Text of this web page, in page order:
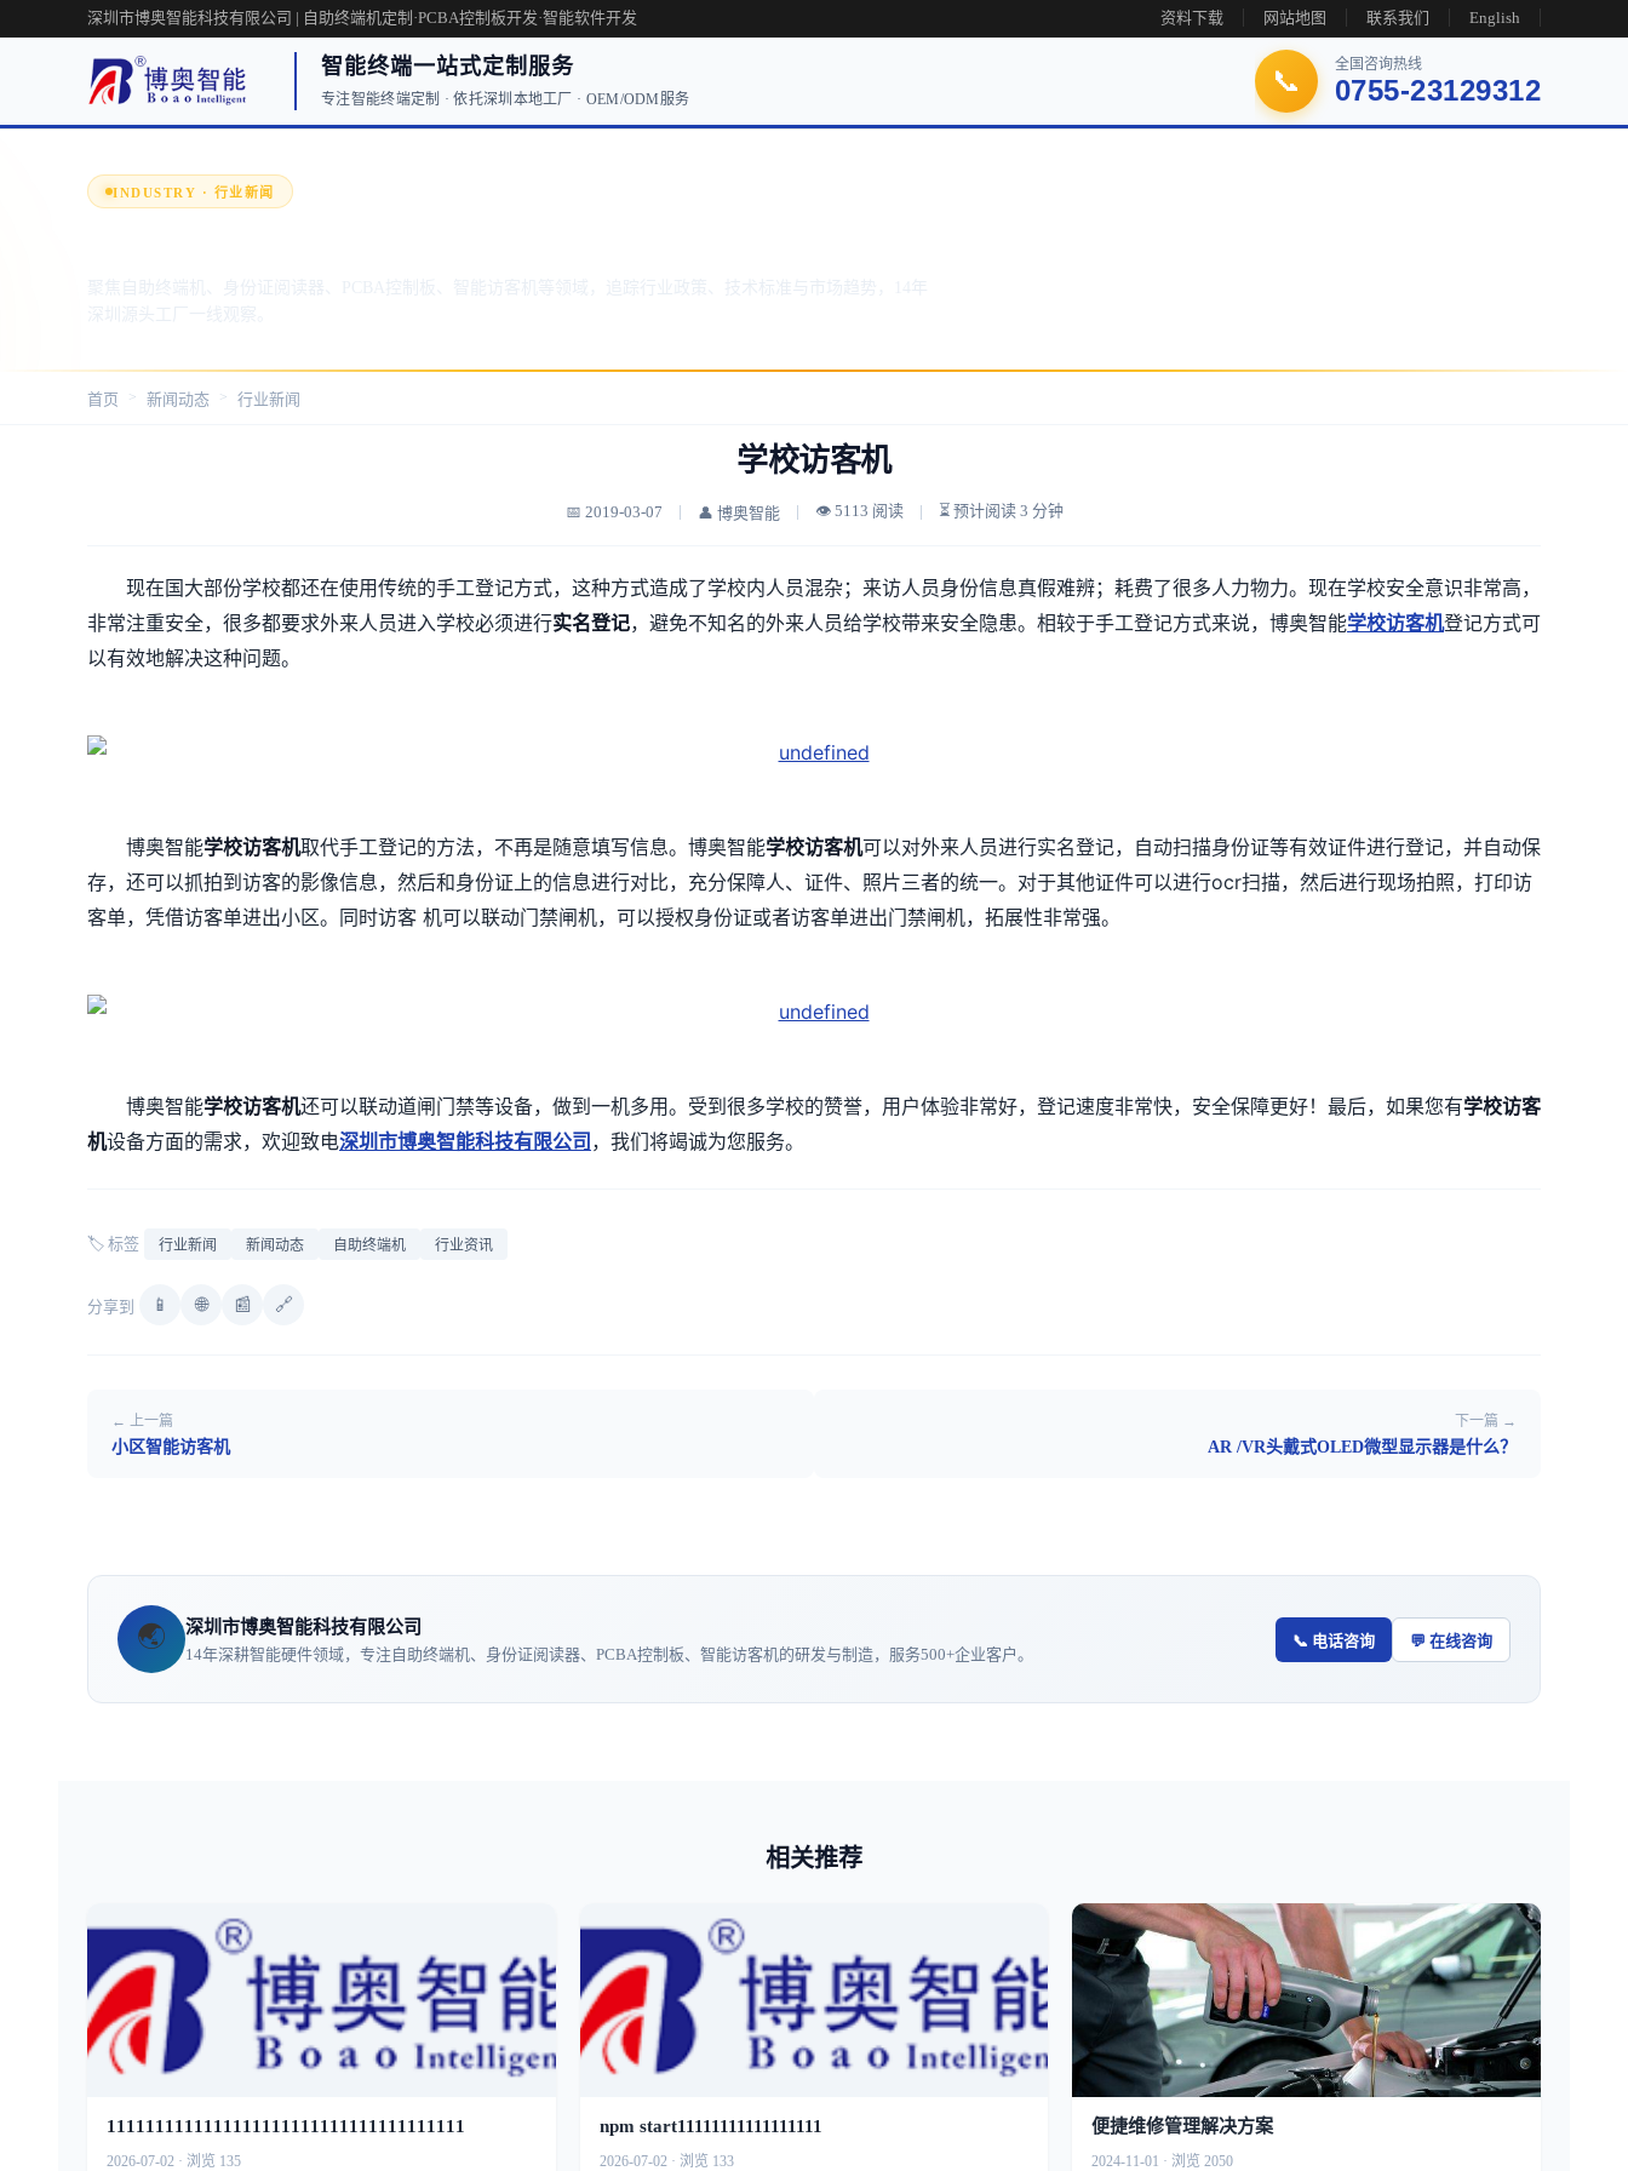
深圳市博奥智能科技有限公司 | 自助终端机定制·PCBA控制板开发·智能软件开发 English
联系我们
网站地图
资料下载
智能终端一站式定制服务
专注智能终端定制 · 依托深圳本地工厂 · OEM/ODM服务
📞
全国咨询热线
0755-23129312
INDUSTRY · 行业新闻
首页 > 新闻动态 > 行业新闻
学校访客机
📅 2019-03-07 👤 博奥智能 👁 5113 阅读 ⏳ 预计阅读 3 分钟
现在国大部份学校都还在使用传统的手工登记方式，这种方式造成了学校内人员混杂；来访人员身份信息真假难辨；耗费了很多人力物力。现在学校安全意识非常高，
非常注重安全，很多都要求外来人员进入学校必须进行实名登记，避免不知名的外来人员给学校带来安全隐患。相较于手工登记方式来说，博奥智能学校访客机登记方式可
以有效地解决这种问题。
博奥智能学校访客机取代手工登记的方法，不再是随意填写信息。博奥智能学校访客机可以对外来人员进行实名登记，自动扫描身份证等有效证件进行登记，并自动保
存，还可以抓拍到访客的影像信息，然后和身份证上的信息进行对比，充分保障人、证件、照片三者的统一。对于其他证件可以进行ocr扫描，然后进行现场拍照，打印访
客单，凭借访客单进出小区。同时访客 机可以联动门禁闸机，可以授权身份证或者访客单进出门禁闸机，拓展性非常强。
博奥智能学校访客机还可以联动道闸门禁等设备，做到一机多用。受到很多学校的赞誉，用户体验非常好，登记速度非常快，安全保障更好！最后，如果您有学校访客
机设备方面的需求，欢迎致电深圳市博奥智能科技有限公司 ，我们将竭诚为您服务。
🏷 标签 行业新闻 新闻动态 自助终端机 行业资讯
分享到 📱 🌐 📰 🔗
← 上一篇
小区智能访客机
下一篇 →
AR /VR头戴式OLED微型显示器是什么？
🌏 深圳市博奥智能科技有限公司
14年深耕智能硬件领域，专注自助终端机、身份证阅读器、PCBA控制板、智能访客机的研发与制造，服务500+企业客户。
📞 电话咨询 💬 在线咨询
相关推荐
1111111111111111111111111111111111111
2026-07-02 · 浏览 135
npm start11111111111111111
2026-07-02 · 浏览 133
便捷维修管理解决方案
2024-11-01 · 浏览 2050